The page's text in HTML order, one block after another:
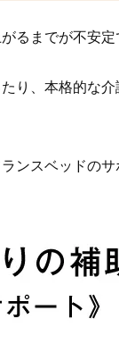
るまでが不安
り、本格的な
ンスベッドの